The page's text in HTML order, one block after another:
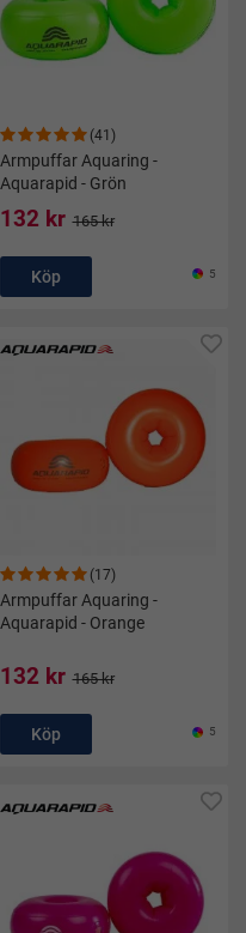
(41)
Armpuffar Aquaring -
Aquarapid - Grön
132 kr 165 kr
Köp 5
(17)
Armpuffar Aquaring -
Aquarapid - Orange
132 kr 165 kr
Köp 5